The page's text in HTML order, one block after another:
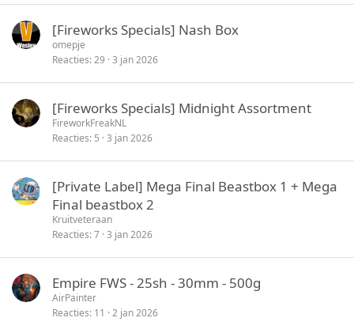
[Fireworks Specials] Nash Box
omepje
Reacties 29 3 jan 2026
[Fireworks Specials] Midnight Assortment
FireworkFreakNL
Reacties 5 3 jan 2026
[Private Label] Mega Final Beastbox 1 + Mega
Final beastbox 2
Kruitveteraan
Reacties 7 3 jan 2026
Empire FWS - 25sh - 30mm - 500g
AirPainter
Reacties 11 2 jan 2026